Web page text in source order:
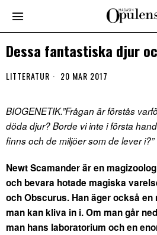
Dessa fantastiska djur
LITTERATUR 20 MAR 2017
BIOGENETIK.”Frågan är förstås
döda djur? Borde vi inte i första
finns och de miljöer som de lever i?”
Newt Scamander är en
och bevara hotade magiska
och Obscurus. Han äger också
man kan kliva in i. Om man går
man hans laboratorium och en